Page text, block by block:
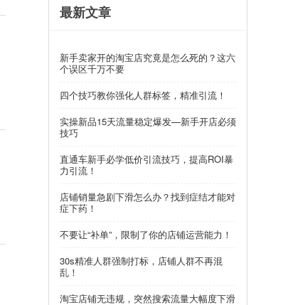
最新文章
新手卖家开的淘宝店究竟是怎么死的？这六
个误区千万不要
四个技巧教你强化人群标签，精准引流！
实操新品15天流量稳定爆发—新手开店必须
技巧
直通车新手必学低价引流技巧，提高ROI暴
力引流！
店铺销量急剧下滑怎么办？找到症结才能对
症下药！
不要让“补单”，限制了你的店铺运营能力！
30s精准人群强制打标，店铺人群不再混
乱！
淘宝店铺无违规，突然搜索流量大幅度下滑